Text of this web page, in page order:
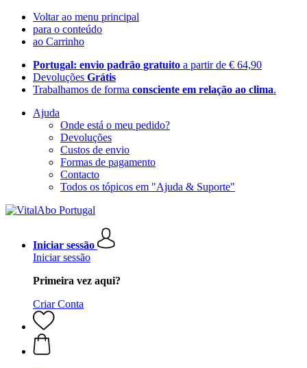
Voltar ao menu principal
para o conteúdo
ao Carrinho
Portugal: envio padrão gratuito a partir de € 64,90
Devoluções Grátis
Trabalhamos de forma consciente em relação ao clima.
Ajuda
Onde está o meu pedido?
Devoluções
Custos de envio
Formas de pagamento
Contacto
Todos os tópicos em "Ajuda & Suporte"
Iniciar sessão
Iniciar sessão
Primeira vez aqui?
Criar Conta